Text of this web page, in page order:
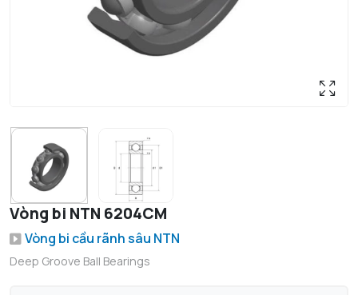
Vòng bi NTN 6204CM
Vòng bi cầu rãnh sâu NTN
Deep Groove Ball Bearings